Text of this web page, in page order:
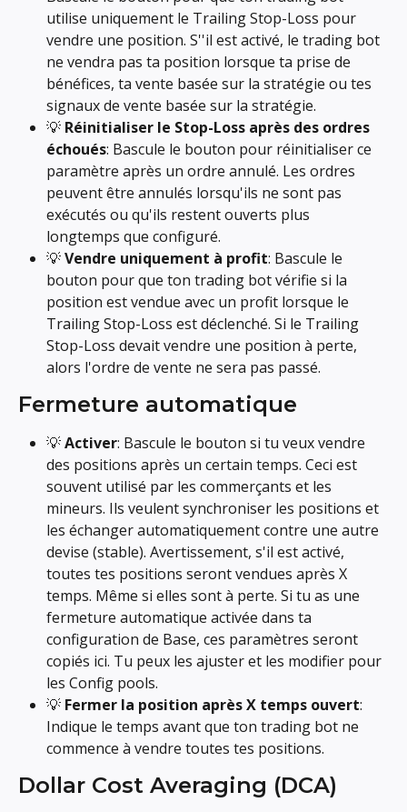
utilise uniquement le Trailing Stop-Loss pour
vendre une position. S''il est activé, le trading bot
ne vendra pas ta position lorsque ta prise de
bénéfices, ta vente basée sur la stratégie ou tes
signaux de vente basée sur la stratégie.
💡 Réinitialiser le Stop-Loss après des ordres
échoués: Bascule le bouton pour réinitialiser ce
paramètre après un ordre annulé. Les ordres
peuvent être annulés lorsqu'ils ne sont pas
exécutés ou qu'ils restent ouverts plus
longtemps que configuré.
💡 Vendre uniquement à profit: Bascule le
bouton pour que ton trading bot vérifie si la
position est vendue avec un profit lorsque le
Trailing Stop-Loss est déclenché. Si le Trailing
Stop-Loss devait vendre une position à perte,
alors l'ordre de vente ne sera pas passé.
Fermeture automatique
💡 Activer: Bascule le bouton si tu veux vendre
des positions après un certain temps. Ceci est
souvent utilisé par les commerçants et les
mineurs. Ils veulent synchroniser les positions et
les échanger automatiquement contre une autre
devise (stable). Avertissement, s'il est activé,
toutes tes positions seront vendues après X
temps. Même si elles sont à perte. Si tu as une
fermeture automatique activée dans ta
configuration de Base, ces paramètres seront
copiés ici. Tu peux les ajuster et les modifier pour
les Config pools.
💡 Fermer la position après X temps ouvert:
Indique le temps avant que ton trading bot ne
commence à vendre toutes tes positions.
Dollar Cost Averaging (DCA)